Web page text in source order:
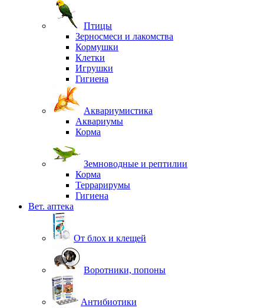
Птицы
Зерносмеси и лакомства
Кормушки
Клетки
Игрушки
Гигиена
Аквариумистика
Аквариумы
Корма
Земноводные и рептилии
Корма
Террарирумы
Гигиена
Вет. аптека
От блох и клещей
Воротники, попоны
Антибиотики